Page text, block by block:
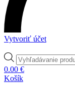
Vytvoriť účet
Products
search
0.00 €
Košík